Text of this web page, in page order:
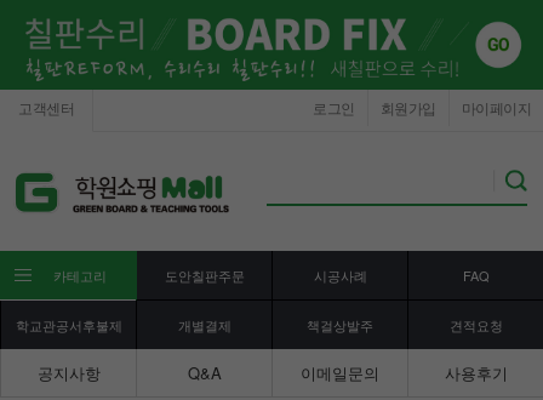
고객센터 마이페이지
회원가입
로그인
카테고리 도안칠판주문 시공사례 FAQ
학교관공서후불제 개별결제 책걸상발주 견적요청
공지사항 Q&A 이메일문의 사용후기